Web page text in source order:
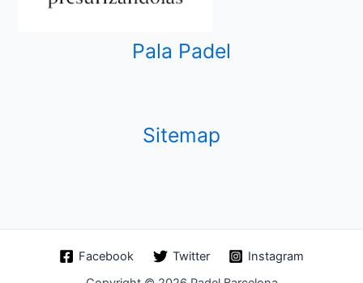
Pala Padel
Sitemap
Facebook Twitter
Instagram